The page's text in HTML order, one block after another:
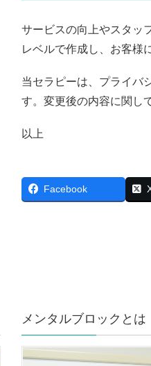
サービスの向上やスタッ
レベルで作成し、お客様
当セラピーは、プライバ
す。変更後の内容に関し
以上
Facebook
メンタルブロックとは